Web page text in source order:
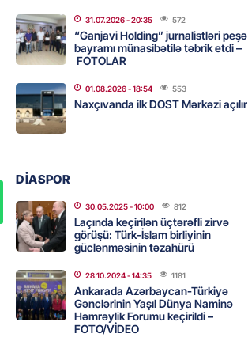
Azərbaycanın UNESCO-dakı yeni
nümayəndəsi kimdir? – DOSYE
06.08.2026 - 16:00
HADISƏ
Sərhədlərimizi pozan 26 nəfər tutuldu
DÜNYA
Kiyev Başqırdıstan və Yaroslavldakı
neft emal zavodunu vurub
06.08.2026- 15:30
GÜNDƏM
Pezeşkian Azərbaycanla bağlı tapşırıq
verdi: vali hərəkətə keçdi
31.07.2026- 20:35 572
“Ganjavi Holding” jurnalistləri peşə
bayramı münasibətilə təbrik etdi –
FOTOLAR
01.08.2026- 18:54 553
Naxçıvanda ilk DOST Mərkəzi açılır
DİASPOR
30.05.2025- 10:00 812
Laçında keçirilən üçtərəfli zirvə
görüşü: Türk-İslam birliyinin
güclənməsinin təzahürü
28.10.2024- 14:35 1181
Ankarada Azərbaycan-Türkiyə
Gənclərinin Yaşıl Dünya Naminə
Həmrəylik Forumu keçirildi –
FOTO/VİDEO